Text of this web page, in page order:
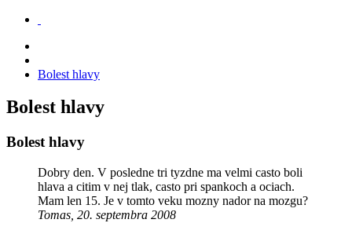
Bolest hlavy
Bolest hlavy
Bolest hlavy
Dobry den. V posledne tri tyzdne ma velmi casto boli
hlava a citim v nej tlak, casto pri spankoch a ociach.
Mam len 15. Je v tomto veku mozny nador na mozgu?
Tomas, 20. septembra 2008